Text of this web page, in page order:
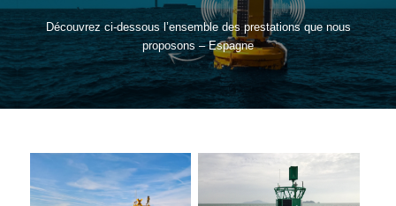
Découvrez ci-dessous l’ensemble des prestations que nous
proposons – Espagne